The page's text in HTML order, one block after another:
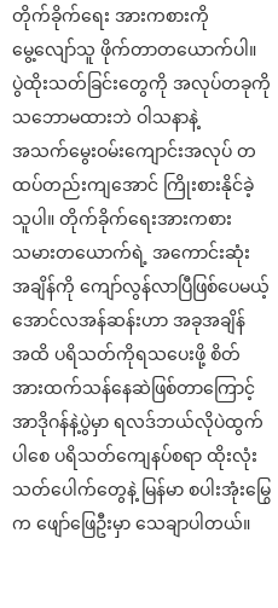
တိုက်ခိုက်ရေး အားကစားကို
မွေ့လျော်သူ ဖိုက်တာတယောက်ပါ။
ပွဲထိုးသတ်ခြင်းတွေကို အလုပ်တခုကို
သဘောမထားဘဲ ဝါသနာနဲ့
အသက်မွေးဝမ်းကျောင်းအလုပ် တ
ထပ်တည်းကျအောင် ကြိုးစားနိုင်ခဲ့
သူပါ။ တိုက်ခိုက်ရေးအားကစား
သမားတယောက်ရဲ့ အကောင်းဆုံး
အချိန်ကို ကျော်လွန်လာပြီဖြစ်ပေမယ့်
အောင်လအန်ဆန်းဟာ အခုအချိန်
အထိ ပရိသတ်ကိုရသပေးဖို့ စိတ်
အားထက်သန်နေဆဲဖြစ်တာကြောင့်
အာဒိုဂန်နဲ့ပွဲမှာ ရလဒ်ဘယ်လိုပဲထွက်
ပါစေ ပရိသတ်ကျေနပ်စရာ ထိုးလုံး
သတ်ပေါက်တွေနဲ့ မြန်မာ စပါးအုံးမြွေ
က ဖျော်ဖြေဦးမှာ သေချာပါတယ်။